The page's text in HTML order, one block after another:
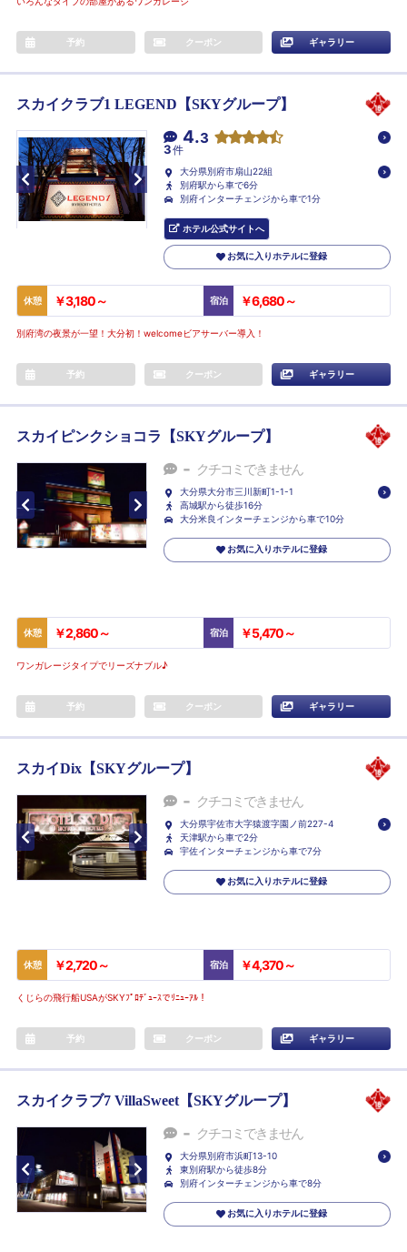
予約 クーポン ギャラリー
スカイクラブ1 LEGEND【SKYグループ】
4.3
3件
大分県別府市扇山22組
別府駅から車で6分
別府インターチェンジから車で1分
ホテル公式サイトへ
お気に入りホテルに登録
休憩 ￥3,180～ 宿泊 ￥6,680～
別府湾の夜景が一望！大分初！welcomeビアサーバー導入！
予約 クーポン ギャラリー
スカイピンクショコラ【SKYグループ】
- クチコミできません
大分県大分市三川新町1-1-1
高城駅から徒歩16分
大分米良インターチェンジから車で10分
お気に入りホテルに登録
休憩 ￥2,860～ 宿泊 ￥5,470～
ワンガレージタイプでリーズナブル♪
予約 クーポン ギャラリー
スカイDix【SKYグループ】
- クチコミできません
大分県宇佐市大字猿渡字園ノ前227-4
天津駅から車で2分
宇佐インターチェンジから車で7分
お気に入りホテルに登録
休憩 ￥2,720～ 宿泊 ￥4,370～
くじらの飛行船USAがSKYﾌﾟﾛﾃﾞｭｰｽでﾘﾆｭｰｱﾙ！
予約 クーポン ギャラリー
スカイクラブ7 VillaSweet【SKYグループ】
- クチコミできません
大分県別府市浜町13-10
東別府駅から徒歩8分
別府インターチェンジから車で8分
お気に入りホテルに登録